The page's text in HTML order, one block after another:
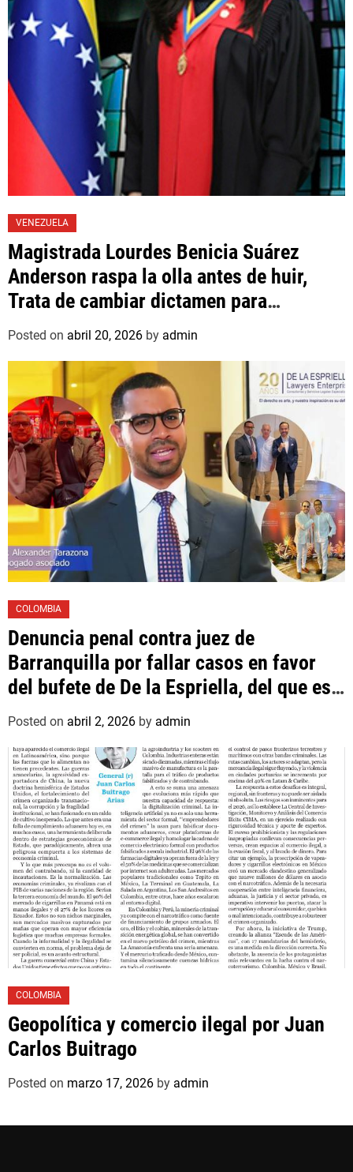
VENEZUELA
Magistrada Lourdes Benicia Suárez
Anderson raspa la olla antes de huir,
Trata de cambiar dictamen para
favorecer a mafioso que René Díaz
Toledo, expropietario de «Superautos
Las Mercedes»
Posted on abril 20, 2026 by admin
COLOMBIA
Denuncia penal contra juez de
Barranquilla por fallar casos en favor
del bufete de De la Espriella, del que es
asociado un hijo suyo
Posted on abril 2, 2026 by admin
COLOMBIA
Geopolítica y comercio ilegal por Juan
Carlos Buitrago
Posted on marzo 17, 2026 by admin